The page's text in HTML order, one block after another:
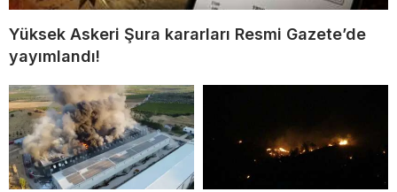
Yüksek Askeri Şura kararları Resmi Gazete’de
yayımlandı!